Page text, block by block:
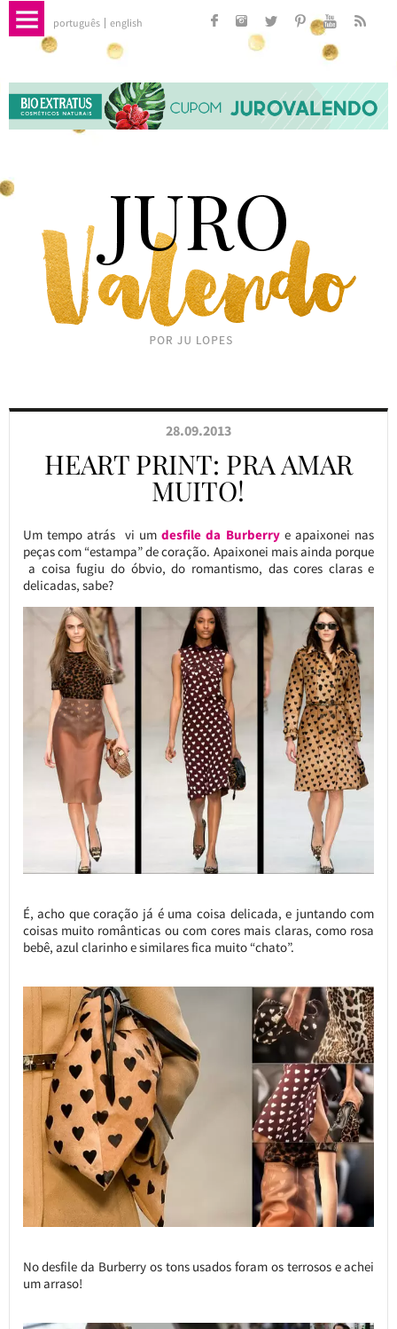
português english
28.09.2013
HEART PRINT: PRA AMAR
MUITO!
Um tempo atrás vi umdesfile da Burberrye apaixonei nas
peças com “estampa” de coração. Apaixonei mais ainda porque
a coisa fugiu do óbvio, do romantismo, das cores claras e
delicadas, sabe?
É, acho que coração já é uma coisa delicada, e juntando com
coisas muito românticas ou com cores mais claras, como rosa
bebê, azul clarinho e similares fica muito “chato”.
No desfile da Burberry os tons usados foram os terrosos e achei
um arraso!